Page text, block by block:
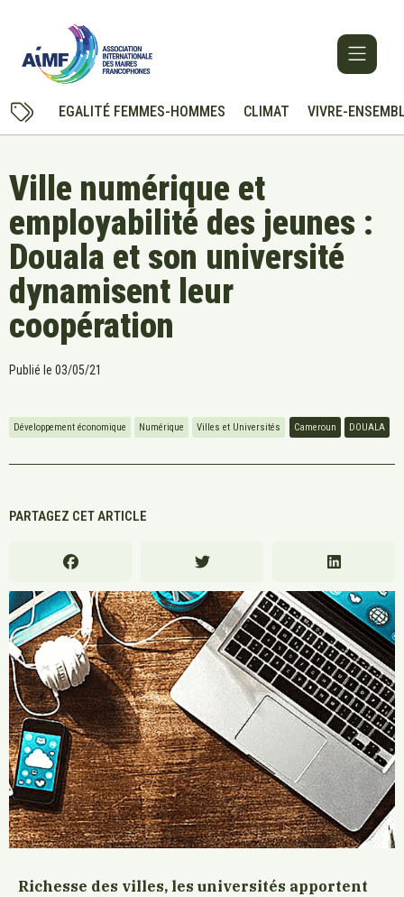
EGALITÉ FEMMES-HOMMES CLIMAT VIVRE-
Ville numérique et
employabilité des jeunes :
Douala et son université
dynamisent leur
coopération
Publié le 03/05/21
Développement économique Numérique Villes et Universités Cameroun DOUALA
PARTAGEZ CET ARTICLE
Richesse des villes, les universités apportent